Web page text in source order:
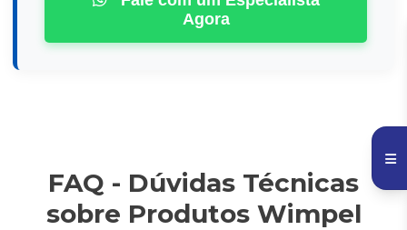
Agora
FAQ - Dúvidas Técnicas
sobre Produtos Wimpel